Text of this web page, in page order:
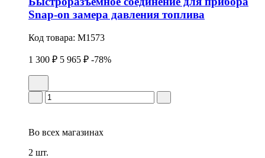
Snap-on замера давления топлива
Код товара: M1573
1 300 ₽ 5 965 ₽ -78%
Во всех магазинах
2 шт.